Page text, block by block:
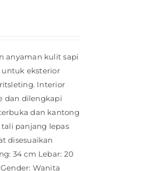
anyaman kulit sapi
eksterior
Interior
dan dilengkapi
dan kantong
panjang lepas
disesuaikan
34 cm Lebar: 20
Wanita